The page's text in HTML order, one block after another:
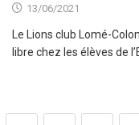
13/06/2021
Le Lions club Lomé-
libre chez les élèves de